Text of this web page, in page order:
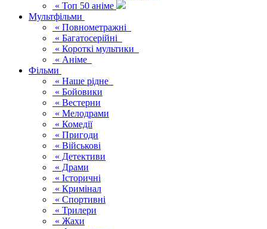
« Топ 50 аніме
Мультфільми
« Повнометражні
« Багатосерійні
« Короткі мультики
« Аніме
Фільми
« Наше рідне
« Бойовики
« Вестерни
« Мелодрами
« Комедії
« Пригоди
« Військові
« Детективи
« Драми
« Історичні
« Кримінал
« Спортивні
« Трилери
« Жахи